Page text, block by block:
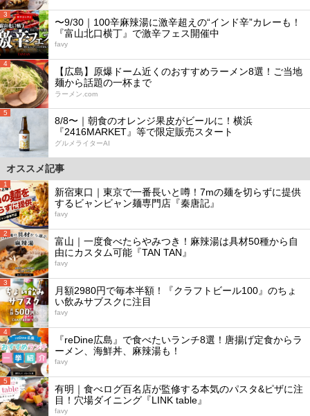
3
〜9/30｜100辛麻辣湯に激辛超えの“インド辛”カレーも！
『富山北口横丁』で激辛フェス開催中
favy
4
【広島】原爆ドーム近くのおすすめラーメン8選！ご当地
麺から話題の一杯まで
ラーメン.com
5
8/8〜｜朝食のオレンジ果皮がビールに！横浜
『2416MARKET』等で限定販売スタート
グルメライターAI
オススメ記事
1
新宿東口｜東京で一番長いと噂！7mの麺を切らずに提供
するビャンビャン麺専門店『秦唐記』
favy
2
富山｜一度食べたらやみつき！麻辣湯は具材50種から自
由にカスタム可能『TAN TAN』
favy
3
月額2980円で毎本半額！『クラフトビール100』のちょ
い飲みサブスクに注目
favy
4
『reDine広島』で食べたいランチ8選！唐揚げ定食からラ
ーメン、海鮮丼、麻辣湯も！
favy
5
有明｜食べログ百名店が監修する本気のパスタ&ピザに注
目！穴場ダイニング『LINK table』
favy